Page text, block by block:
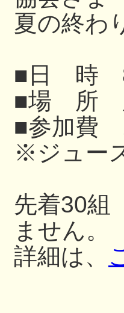
夏の終わ
■日 時
■場 所
■参加費
※ジュー
先着30組
ません。
詳細は、